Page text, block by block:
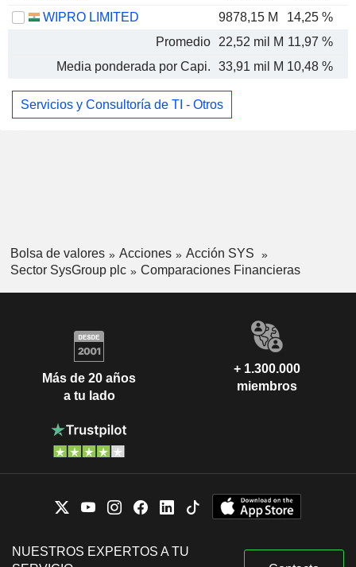
WIPRO LIMITED
9878,15 M 14,25 %
Promedio
22,52 mil M 11,97 %
Media ponderada por Capi.
33,91 mil M 10,48 %
Servicios y Consultoría de TI - Otros
Bolsa de valores Acciones
Acción SYS
Sector SysGroup plc
Comparaciones Financieras
Más de 20 años
a tu lado
+ 1.300.000
miembros
NUESTROS EXPERTOS A TU